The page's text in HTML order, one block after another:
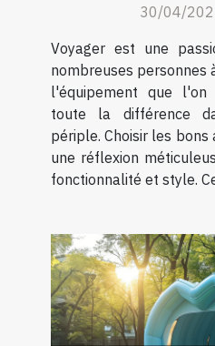
30/04/
Voyager est une
nombreuses personnes
l'équipement que
toute la différence
périple. Choisir les bons
une réflexion
fonctionnalité et style.